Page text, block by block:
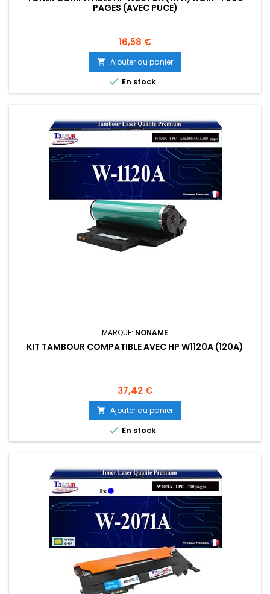
PAGES (AVEC PUCE)
Prix
16,58 €
 Ajouter au panier
 En stock
MARQUE: NONAME
KIT TAMBOUR COMPATIBLE AVEC HP W1120A (120A)
Prix
37,42 €
 Ajouter au panier
 En stock